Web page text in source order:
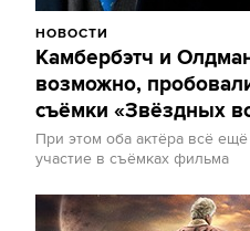
НОВОСТИ
Камбербэтч и
возможно,
съёмки «Звёздных
При этом оба актёра всё
участие в съёмках фильма